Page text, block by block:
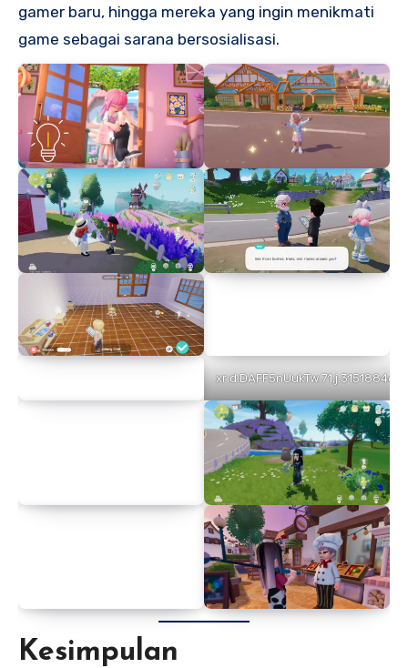
gamer baru, hingga mereka yang ingin menikmati
game sebagai sarana bersosialisasi.
Kesimpulan